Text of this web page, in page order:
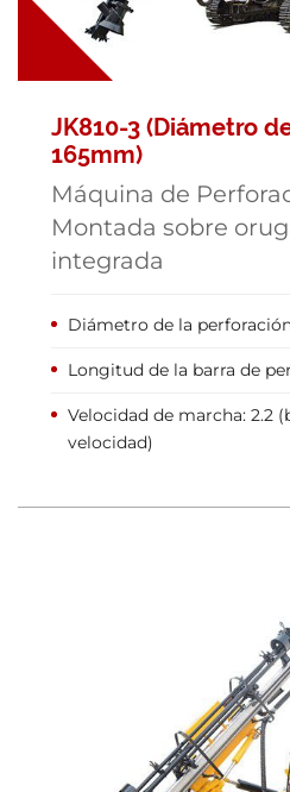
JK810-3 (Diámetro
165mm)
Máquina de
Montada sobre
integrada
Diámetro de la
Longitud de la barra de
Velocidad de marcha: 2.2
velocidad)